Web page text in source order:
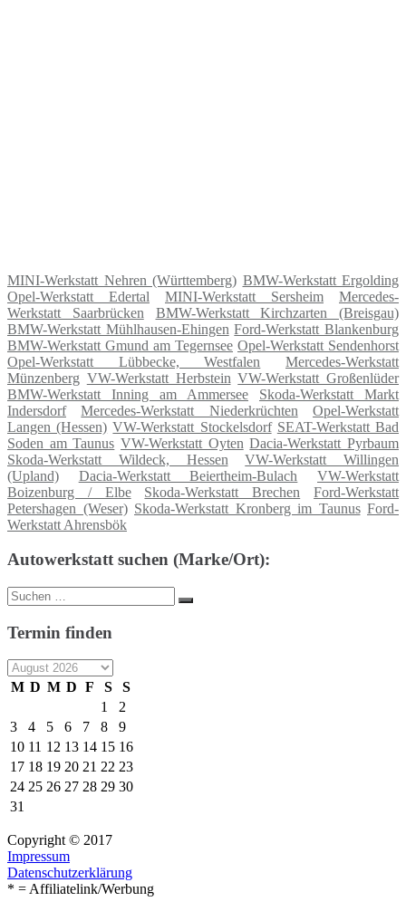
MINI-Werkstatt Nehren (Württemberg) BMW-Werkstatt Ergolding
Opel-Werkstatt Edertal
MINI-Werkstatt Sersheim
Mercedes-
Werkstatt Saarbrücken
BMW-Werkstatt Kirchzarten (Breisgau)
BMW-Werkstatt Mühlhausen-Ehingen Ford-Werkstatt Blankenburg
BMW-Werkstatt Gmund am Tegernsee Opel-Werkstatt Sendenhorst
Opel-Werkstatt Lübbecke, Westfalen
Mercedes-Werkstatt
Münzenberg VW-Werkstatt Herbstein VW-Werkstatt Großenlüder
BMW-Werkstatt Inning am Ammersee
Skoda-Werkstatt Markt
Indersdorf
Mercedes-Werkstatt Niederkrüchten
Opel-Werkstatt
Langen (Hessen) VW-Werkstatt Stockelsdorf SEAT-Werkstatt Bad
Soden am Taunus VW-Werkstatt Oyten Dacia-Werkstatt Pyrbaum
Skoda-Werkstatt Wildeck, Hessen
VW-Werkstatt Willingen
(Upland)
Dacia-Werkstatt Beiertheim-Bulach
VW-Werkstatt
Boizenburg / Elbe
Skoda-Werkstatt Brechen
Ford-Werkstatt
Petershagen (Weser) Skoda-Werkstatt Kronberg im Taunus Ford-
Werkstatt Ahrensbök
Autowerkstatt suchen (Marke/Ort):
Suche
nach:
Suchen
Termin finden
M D M D F S
S
1
2
3
4 5 6 7 8
9
10 11 12 13 14 15 16
17 18 19 20 21 22 23
24 25 26 27 28 29 30
31
Copyright © 2017
Impressum
Datenschutzerklärung
* = Affiliatelink/Werbung